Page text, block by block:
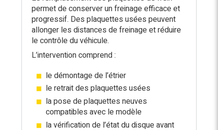
permet de conserver un freinage efficace et
progressif. Des plaquettes usées peuvent
allonger les distances de freinage et réduire
le contrôle du véhicule.
L’intervention comprend :
le démontage de l’étrier
le retrait des plaquettes usées
la pose de plaquettes neuves
compatibles avec le modèle
la vérification de l’état du disque avant